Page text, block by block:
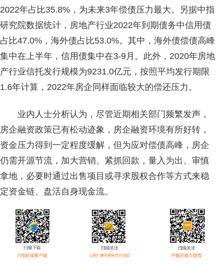
2022年占比35.8%，为未来3年偿债压力最大。另据中指
研究院数据统计，房地产行业2022年到期债务中信用债
占比47.0%，海外债占比53.0%。其中，海外债偿债高峰
集中在上半年，信用债集中在3-9月。此外，2020年房地
产行业信托发行规模为9231.0亿元，按照平均发行期限
1.6年计算，2022年房企同样面临较大的偿还压力。
业内人士分析认为，尽管近期相关部门频繁发声，
房企融资政策已有松动迹象，房企融资环境有所好转，
资金压力得到一定程度缓解，但为应对偿债高峰，房企
仍需开源节流，加大营销、紧抓回款，量入为出、审慎
拿地，必要时通过出售项目或寻求股权合作等方式来稳
定资金链、盘活自身现金流。